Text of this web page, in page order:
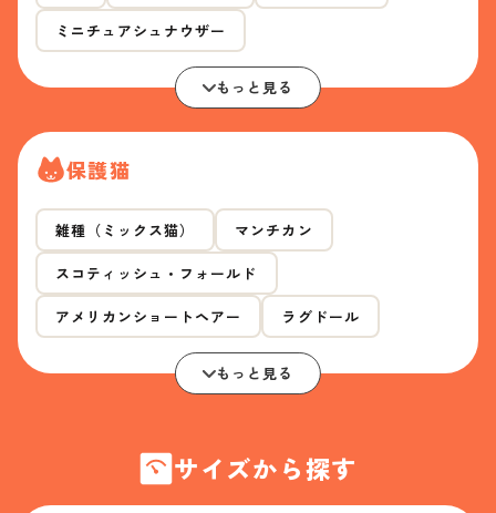
ミニチュアシュナウザー
もっと見る
保護猫
雑種（ミックス猫） マンチカン
スコティッシュ・フォールド
アメリカンショートヘアー ラグドール
もっと見る
サイズから探す